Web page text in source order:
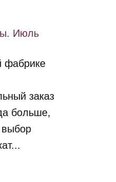
Июль
фабрике
заказ
больше,
выбор